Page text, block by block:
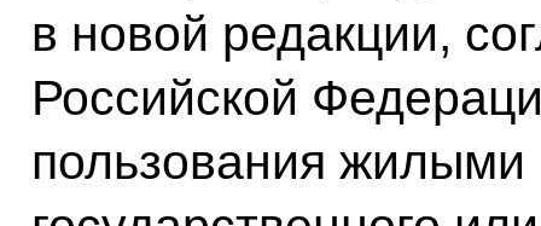
в новой редакции,
Российской
пользования